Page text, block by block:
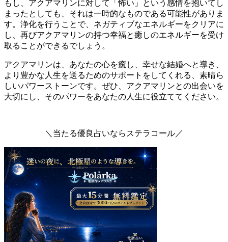
もし、アクアマリンに対して「怖い」という感情を抱いてし
まったとしても、それは一時的なものである可能性がありま
す。浄化を行うことで、ネガティブなエネルギーをクリアに
し、再びアクアマリンの持つ幸福と癒しのエネルギーを受け
取ることができるでしょう。
アクアマリンは、あなたの心を癒し、幸せな結婚へと導き、
より豊かな人生を送るためのサポートをしてくれる、素晴ら
しいパワーストーンです。ぜひ、アクアマリンとの出会いを
大切にし、そのパワーをあなたの人生に役立ててください。
＼当たる優良占いならステラコール／